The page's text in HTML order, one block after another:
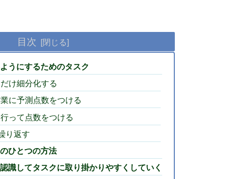
目次
うにするためのタスク
け細分化する
に予測点数をつける
って点数をつける
り返す
ひとつの方法
識してタスクに取り掛かりやすくしていく